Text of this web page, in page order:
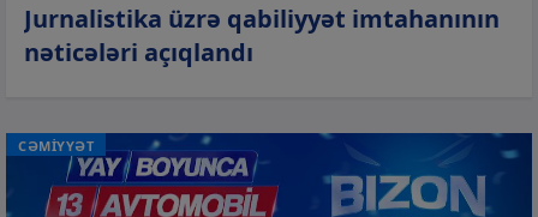
Jurnalistika üzrə qabiliyyət imtahanının
nəticələri açıqlandı
CƏMİYYƏT